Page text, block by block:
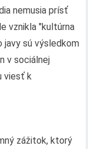
nemusia prísť
vznikla "kultúrna
javy sú výsledkom
v sociálnej
viesť k
zážitok, ktorý